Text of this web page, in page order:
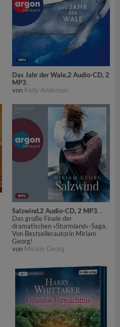
Das Jahr der Wale,2 Audio-CD, 2
MP3.
von Kelly Anderson
Salzwind,2 Audio-CD, 2 MP3. .
Das große Finale der
dramatischen »Sturmland«-Saga.
Von Bestsellerautorin Miriam
Georg!
von Miriam Georg